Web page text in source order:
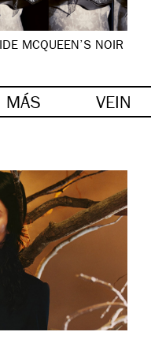
MCQUEEN’S NOIR
MÁS VEIN